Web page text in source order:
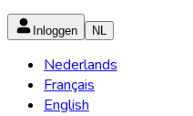
Inloggen NL
Nederlands
Français
English